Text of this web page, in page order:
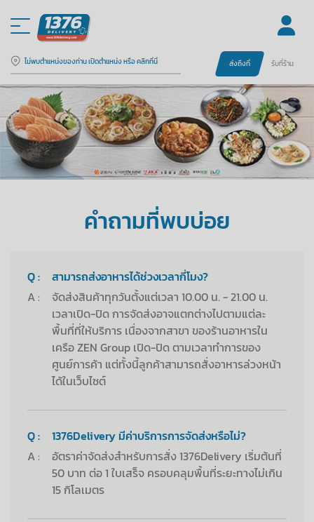
ไม่พบตำแหน่งของท่าน เปิดตำแหน่ง หรือ คลิกที่นี่ ส่งถึงที่ รับที่ร้าน
คำถามที่พบบ่อย
Q :
สามารถส่งอาหารได้ช่วงเวลากี่โมง?
A :
จัดส่งสินค้าทุกวันตั้งแต่เวลา 10.00 น. - 21.00 น.
เวลาเปิด-ปิด การจัดส่งอาจแตกต่างไปตามแต่ละ
พื้นที่ที่ให้บริการ เนื่องจากสาขา ของร้านอาหารใน
เครือ ZEN Group เปิด-ปิด ตามเวลาทำการของ
ศูนย์การค้า แต่ทั้งนี้ลูกค้าสามารถสั่งอาหารล่วงหน้า
ได้ในเว็บไซต์
Q :
1376Delivery มีค่าบริการการจัดส่งหรือไม่?
A :
อัตราค่าจัดส่งสำหรับการสั่ง 1376Delivery เริ่มต้นที่
50 บาท ต่อ 1 ใบเสร็จ ครอบคลุมพื้นที่ระยะทางไม่เกิน
15 กิโลเมตร